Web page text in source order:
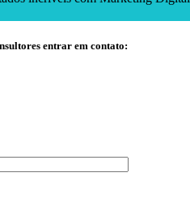
entrar em contato: